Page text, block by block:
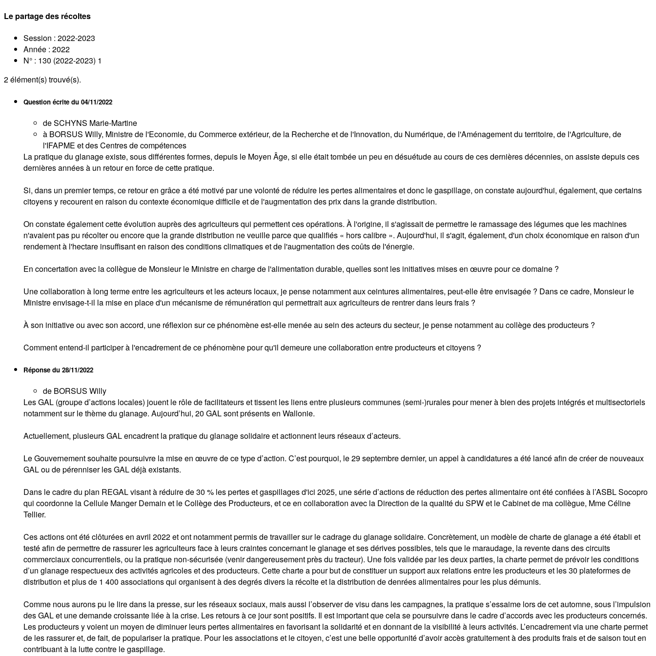
Le partage des récoltes
Session : 2022-2023
Année : 2022
N° : 130 (2022-2023) 1
2élément(s) trouvé(s).
Question écrite du 04/11/2022
de SCHYNS Marie-Martine
à BORSUS Willy, Ministre de l'Economie, du Commerce extérieur, de la Recherche et de l'Innovation, du Numérique, de l'Aménagement du territoire, de l'Agriculture, de
l'IFAPME et des Centres de compétences
La pratique du glanage existe, sous différentes formes, depuis le Moyen Âge, si elle était tombée un peu en désuétude au cours de ces dernières décennies, on assiste depuis ces
dernières années à un retour en force de cette pratique.
Si, dans un premier temps, ce retour en grâce a été motivé par une volonté de réduire les pertes alimentaires et donc le gaspillage, on constate aujourd'hui, également, que certains
citoyens y recourent en raison du contexte économique difficile et de l'augmentation des prix dans la grande distribution.
On constate également cette évolution auprès des agriculteurs qui permettent ces opérations. À l'origine, il s'agissait de permettre le ramassage des légumes que les machines
n'avaient pas pu récolter ou encore que la grande distribution ne veuille parce que qualifiés « hors calibre ». Aujourd'hui, il s'agit, également, d'un choix économique en raison d'un
rendement à l'hectare insuffisant en raison des conditions climatiques et de l'augmentation des coûts de l'énergie.
En concertation avec la collègue de Monsieur le Ministre en charge de l'alimentation durable, quelles sont les initiatives mises en œuvre pour ce domaine ?
Une collaboration à long terme entre les agriculteurs et les acteurs locaux, je pense notamment aux ceintures alimentaires, peut-elle être envisagée ? Dans ce cadre, Monsieur le
Ministre envisage-t-il la mise en place d'un mécanisme de rémunération qui permettrait aux agriculteurs de rentrer dans leurs frais ?
À son initiative ou avec son accord, une réflexion sur ce phénomène est-elle menée au sein des acteurs du secteur, je pense notamment au collège des producteurs ?
Comment entend-il participer à l'encadrement de ce phénomène pour qu'il demeure une collaboration entre producteurs et citoyens ?
Réponse du 28/11/2022
de BORSUS Willy
Les GAL (groupe d’actions locales) jouent le rôle de facilitateurs et tissent les liens entre plusieurs communes (semi-)rurales pour mener à bien des projets intégrés et multisectoriels
notamment sur le thème du glanage. Aujourd’hui, 20 GAL sont présents en Wallonie.
Actuellement, plusieurs GAL encadrent la pratique du glanage solidaire et actionnent leurs réseaux d’acteurs.
Le Gouvernement souhaite poursuivre la mise en œuvre de ce type d’action. C’est pourquoi, le 29 septembre dernier, un appel à candidatures a été lancé afin de créer de nouveaux
GAL ou de pérenniser les GAL déjà existants.
Dans le cadre du plan REGAL visant à réduire de 30 % les pertes et gaspillages d'ici 2025, une série d’actions de réduction des pertes alimentaire ont été confiées à l’ASBL Socopro
qui coordonne la Cellule Manger Demain et le Collège des Producteurs, et ce en collaboration avec la Direction de la qualité du SPW et le Cabinet de ma collègue, Mme Céline
Tellier.
Ces actions ont été clôturées en avril 2022 et ont notamment permis de travailler sur le cadrage du glanage solidaire. Concrètement, un modèle de charte de glanage a été établi et
testé afin de permettre de rassurer les agriculteurs face à leurs craintes concernant le glanage et ses dérives possibles, tels que le maraudage, la revente dans des circuits
commerciaux concurrentiels, ou la pratique non-sécurisée (venir dangereusement près du tracteur). Une fois validée par les deux parties, la charte permet de prévoir les conditions
d’un glanage respectueux des activités agricoles et des producteurs. Cette charte a pour but de constituer un support aux relations entre les producteurs et les 30 plateformes de
distribution et plus de 1 400 associations qui organisent à des degrés divers la récolte et la distribution de denrées alimentaires pour les plus démunis.
Comme nous aurons pu le lire dans la presse, sur les réseaux sociaux, mais aussi l’observer de visu dans les campagnes, la pratique s’essaime lors de cet automne, sous l’impulsion
des GAL et une demande croissante liée à la crise. Les retours à ce jour sont positifs. Il est important que cela se poursuivre dans le cadre d’accords avec les producteurs concernés.
Les producteurs y voient un moyen de diminuer leurs pertes alimentaires en favorisant la solidarité et en donnant de la visibilité à leurs activités. L’encadrement via une charte permet
de les rassurer et, de fait, de populariser la pratique. Pour les associations et le citoyen, c’est une belle opportunité d’avoir accès gratuitement à des produits frais et de saison tout en
contribuant à la lutte contre le gaspillage.